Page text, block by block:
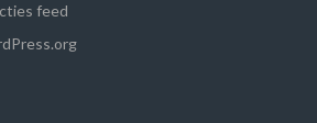
feed